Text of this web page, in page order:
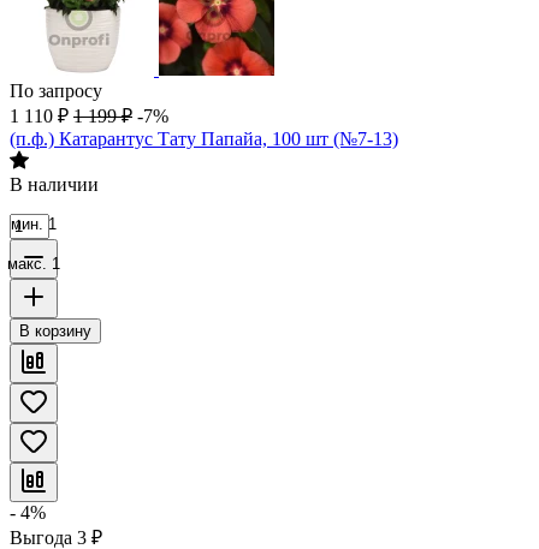
По запросу
1 110 ₽ 1 199 ₽ -7%
(п.ф.) Катарантус Тату Папайа, 100 шт (№7-13)
В наличии
мин. 1
макс. 1
В корзину
- 4%
Выгода 3 ₽